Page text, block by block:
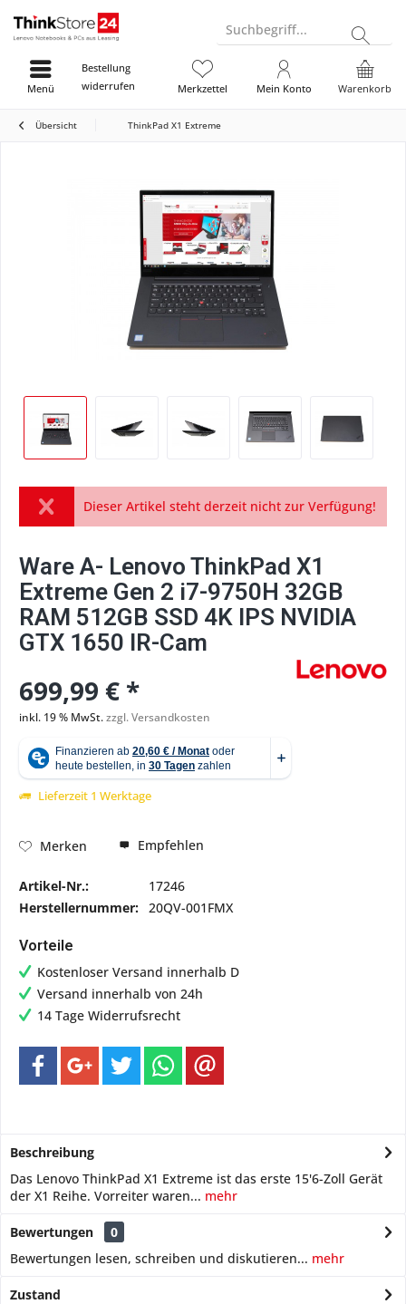
Suchbegriff...
Bestellung
widerrufen
Warenkorb
Merkzettel Mein Konto
Menü
Übersicht ThinkPad X1 Extreme
Dieser Artikel steht derzeit nicht zur Verfügung!
Ware A- Lenovo ThinkPad X1
Extreme Gen 2 i7-9750H 32GB
RAM 512GB SSD 4K IPS NVIDIA
GTX 1650 IR-Cam
699,99 € *
inkl. 19 % MwSt.zzgl. Versandkosten
Lieferzeit 1 Werktage
Merken Empfehlen
Artikel-Nr.:
17246
Herstellernummer: 20QV-001FMX
Vorteile
Kostenloser Versand innerhalb D
Versand innerhalb von 24h
14 Tage Widerrufsrecht
Beschreibung
Das Lenovo ThinkPad X1 Extreme ist das erste 15'6-Zoll Gerät
der X1 Reihe. Vorreiter waren... mehr
Bewertungen
0
Bewertungen lesen, schreiben und diskutieren... mehr
Zustand